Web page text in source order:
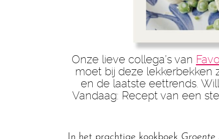
Onze lieve collega’s van
moet bij deze lekkerbekken
en de laatste eettrends.
Vandaag: Recept van een
In het prachtige kookboek Groente